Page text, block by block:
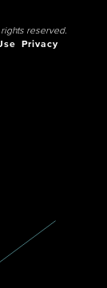
reserved.
Privacy